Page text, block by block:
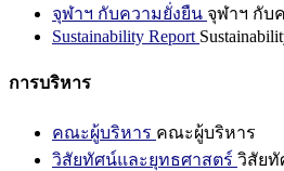
จุฬาฯ กับความยั่งยืน จุฬาฯ กับ
Sustainability Report
การบริหาร
คณะผู้บริหาร คณะผู้บริหาร
วิสัยทัศน์และยุทธศาสตร์ วิสัยทั